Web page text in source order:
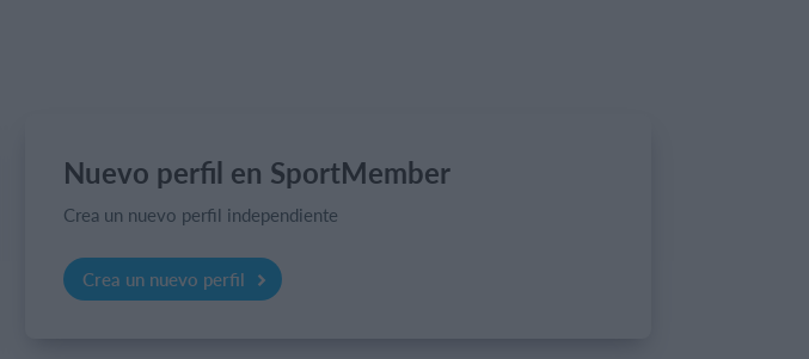
Nuevo perfil en SportMember
Crea un nuevo perfil independiente
Crea un nuevo perfil